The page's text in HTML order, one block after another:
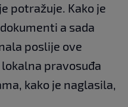
potražuje. Kako je
a sada
poslije ove
pravosuđa
kako je naglasila,